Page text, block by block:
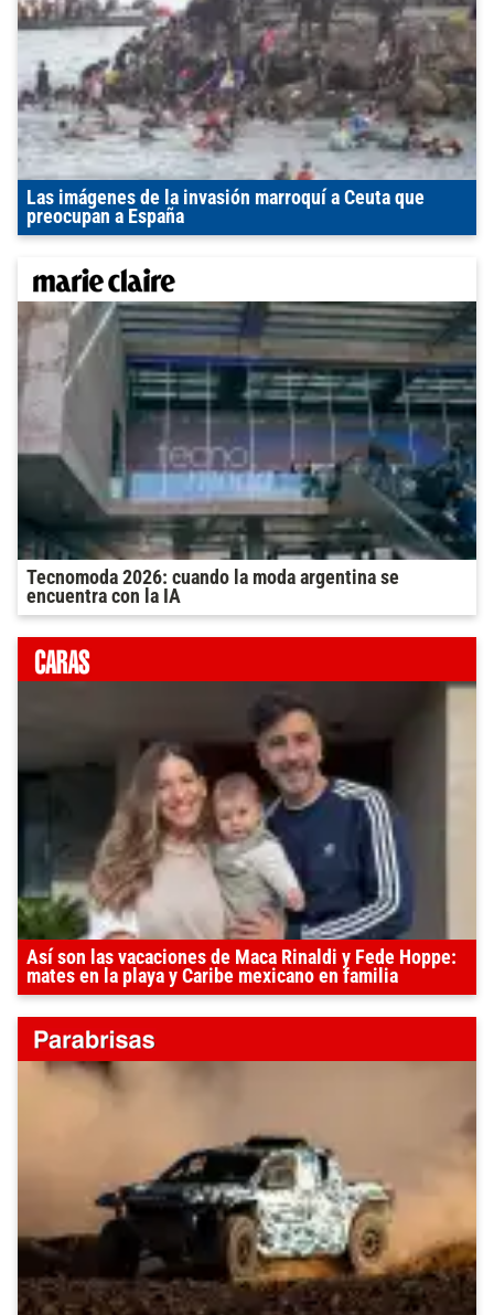
Las imágenes de la invasión marroquí a Ceuta que
preocupan a España
Tecnomoda 2026: cuando la moda argentina se
encuentra con la IA
Así son las vacaciones de Maca Rinaldi y Fede Hoppe:
mates en la playa y Caribe mexicano en familia